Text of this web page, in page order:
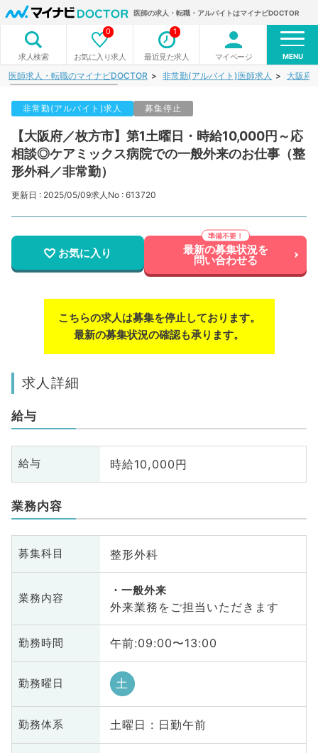
医師の求人・転職・アルバイトはマイナビDOCTOR
求人検索 お気に入り求人
0
最近見た求人
1
マイページ MENU
医師求人・転職のマイナビDOCTOR 非常勤(アルバイト)医師求人 大阪府
非常勤(アルバイト)求人 募集停止
【大阪府／枚方市】第1土曜日・時給10,000円～応
相談◎ケアミックス病院での一般外来のお仕事（整
形外科／非常勤）
更新日 : 2025/05/09求人No : 613720
お気に入り 最新の募集状況を
問い合わせる
こちらの求人は募集を停止しております。
最新の募集状況の確認も承ります。
求人詳細
給与
給与 時給10,000円
業務内容
募集科目 整形外科
業務内容
一般外来
外来業務をご担当いただきます
勤務時間 午前:09:00〜13:00
勤務曜日 土
勤務体系 土曜日 : 日勤午前